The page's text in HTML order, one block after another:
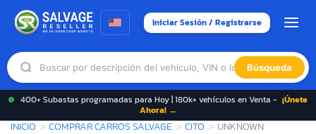
Iniciar Sesión / Registrarse
Búsqueda
400+ Subastas programadas para Hoy | 180k+ vehículos en Venta - ¡Únete
Ahora! →
INICIO COMPRAR CARROS SALVAGE CITO UNKNOWN